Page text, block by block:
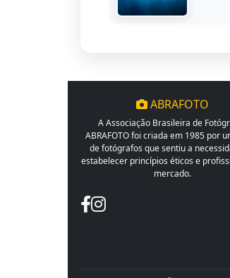
ABRAFOTO
A Associação Brasileira de
ABRAFOTO foi criada em 1985 por
de fotógrafos que sentiu a
estabelecer princípios éticos e
mercado.